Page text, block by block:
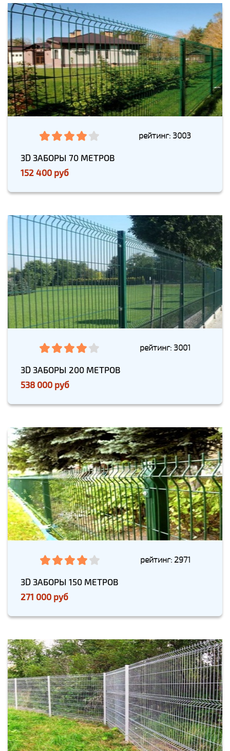
рейтинг: 3003
3D ЗАБОРЫ 70 МЕТРОВ
152 400 руб
рейтинг: 3001
3D ЗАБОРЫ 200 МЕТРОВ
538 000 руб
рейтинг: 2971
3D ЗАБОРЫ 150 МЕТРОВ
271 000 руб